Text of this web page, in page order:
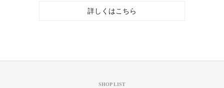
詳しくはこちら
SHOP LIST